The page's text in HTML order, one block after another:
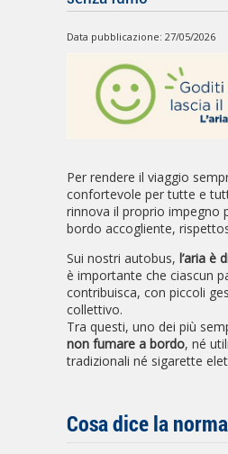
Data pubblicazione: 27/05/2026
Per rendere il viaggio
confortevole per tutte e
rinnova il proprio impegno
bordo accogliente,
Sui nostri autobus, l’aria è
è importante che ciascun
contribuisca, con piccoli
collettivo.
Tra questi, uno dei più
non fumare a bordo, né
tradizionali né sigarette
Cosa dice la